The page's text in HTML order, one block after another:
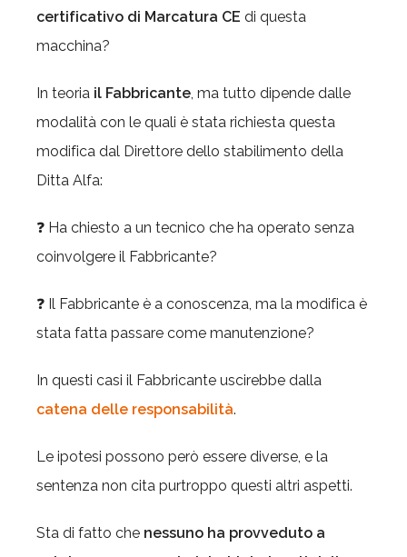
certificativo di Marcatura CE di questa
macchina?
In teoria il Fabbricante, ma tutto dipende dalle
modalità con le quali è stata richiesta questa
modifica dal Direttore dello stabilimento della
Ditta Alfa:
❓ Ha chiesto a un tecnico che ha operato senza
coinvolgere il Fabbricante?
❓ Il Fabbricante è a conoscenza, ma la modifica è
stata fatta passare come manutenzione?
In questi casi il Fabbricante uscirebbe dalla
catena delle responsabilità.
Le ipotesi possono però essere diverse, e la
sentenza non cita purtroppo questi altri aspetti.
Sta di fatto che nessuno ha provveduto a